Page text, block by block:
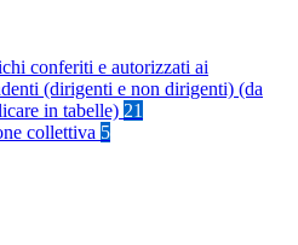
conferiti e autorizzati ai
(dirigenti e non dirigenti) (da
in tabelle) 21
collettiva 5